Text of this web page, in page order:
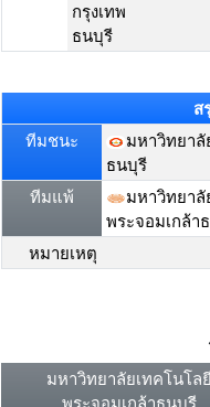
กรุงเทพ
ธนบุรี
ส
ทีมชนะ
มหาวิทยาลั
ธนบุรี
ทีมแพ้
มหาวิทยาลั
พระจอมเกล้า
หมายเหตุ
มหาวิทยาลัยเทคโนโลยี
พระจอมเกล้าธนบุรี